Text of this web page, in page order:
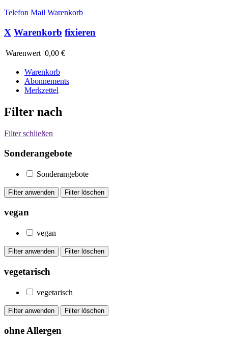
Telefon Mail Warenkorb
X Warenkorb fixieren
Warenwert 0,00 €
Warenkorb
Abonnements
Merkzettel
Filter nach
Filter schließen
Sonderangebote
Sonderangebote
vegan
vegan
vegetarisch
vegetarisch
ohne Allergen